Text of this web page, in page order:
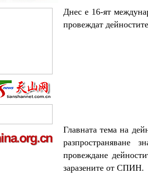
Днес е 16-ят
провеждат
Главната тема на
провеждане
заразените от СПИН.